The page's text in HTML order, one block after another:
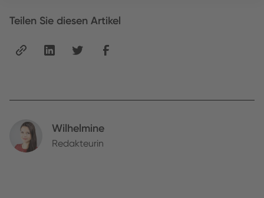
Teilen Sie diesen Artikel
Wilhelmine
Redakteurin